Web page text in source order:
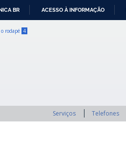
BR ACESSO À INFORMAÇÃO
rodapé 4
Serviços Telefones